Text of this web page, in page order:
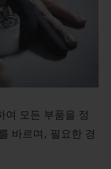
여 모든 부품을 정
바르며, 필요한 경